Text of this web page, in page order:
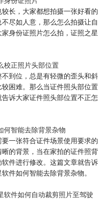
长，大家都想拍摄一张好看的
尽如人意，那么怎么拍摄让自
身份证照片怎么拍，证照之星
校正照片头部位置
到位，总是有轻微的歪头和斜
困难。那么当证件照头部位置
诉大家证件照头部位置不正怎
何智能去除背景杂物
一张符合证件场景使用要求的
的背景，当在家拍的证件照背
件进行修改。这篇文章就告诉
件如何智能去除背景杂物。
软件如何自动裁剪照片至驾驶